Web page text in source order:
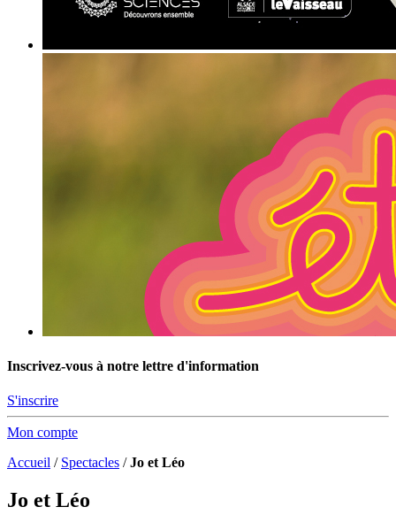
Inscrivez-vous à notre lettre d'information
S'inscrire
Mon compte
Accueil / Spectacles /Jo et Léo
Jo et Léo